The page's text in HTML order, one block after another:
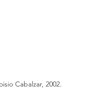
Cabalzar, 2002.